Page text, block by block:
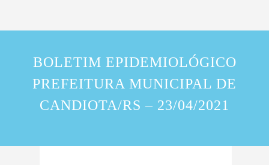
BOLETIM EPIDEMIOLÓGICO
PREFEITURA MUNICIPAL DE
CANDIOTA/RS – 23/04/2021